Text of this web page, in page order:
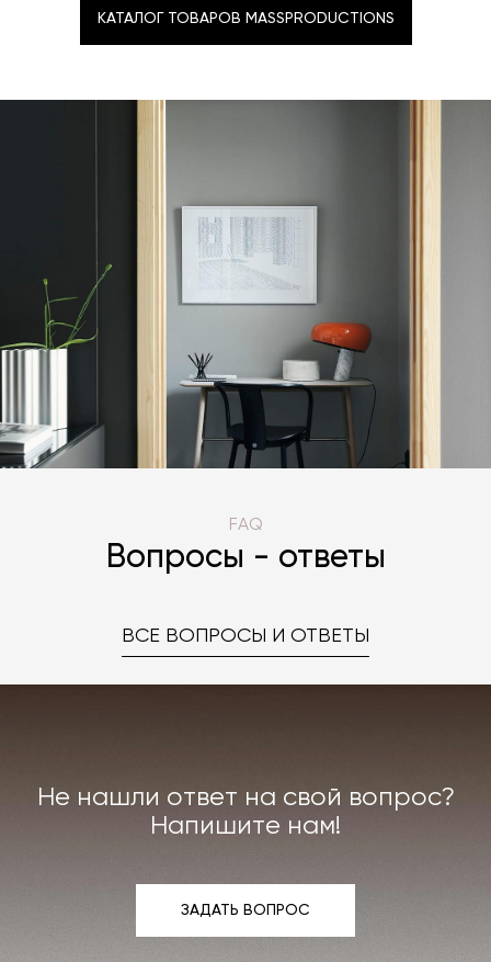
КАТАЛОГ ТОВАРОВ MASSPRODUCTIONS
FAQ
Вопросы - ответы
ВСЕ ВОПРОСЫ И ОТВЕТЫ
Не нашли ответ на свой вопрос?
Напишите нам!
ЗАДАТЬ ВОПРОС